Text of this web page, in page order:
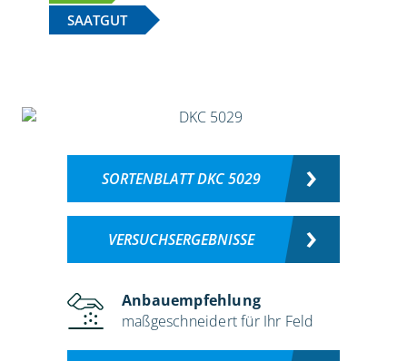
SAATGUT
SORTENBLATT DKC 5029
VERSUCHSERGEBNISSE
Anbauempfehlung
maßgeschneidert für Ihr Feld